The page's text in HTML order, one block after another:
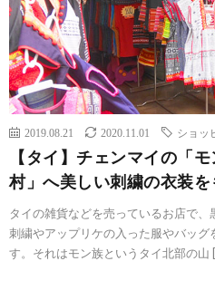
2019.08.21 2020.11.01 ショッ
【タイ】チェンマイの「
村」へ美しい刺繍の衣装を
タイの雑貨などを売っているお店で
刺繍やアップリケの入った服やバッグ
す。それはモン族というタイ北部の山